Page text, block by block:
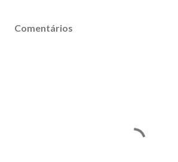
Comentários